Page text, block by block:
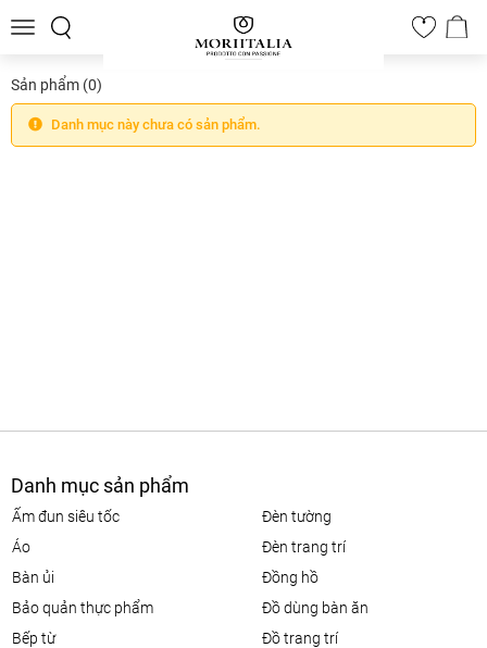
Toggle
0
Sản phẩm (0)
Danh mục này chưa có sản phẩm.
Danh mục sản phẩm
ấm đun siêu tốc
áo
bàn ủi
bảo quản thực phẩm
bếp từ
đèn tường
đèn trang trí
đồng hồ
đồ dùng bàn ăn
đồ trang trí